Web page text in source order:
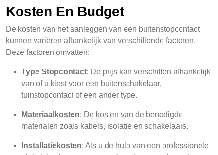
Kosten En Budget
De kosten van het aanleggen van een buitenstopcontact
kunnen variëren afhankelijk van verschillende factoren.
Deze factoren omvatten:
Type Stopcontact: De prijs kan verschillen afhankelijk
van of u kiest voor een buitenschakelaar,
tuinstopcontact of een ander type.
Materiaalkosten: De kosten van de benodigde
materialen zoals kabels, isolatie en schakelaars.
Installatiekosten: Als u de hulp van een professionele